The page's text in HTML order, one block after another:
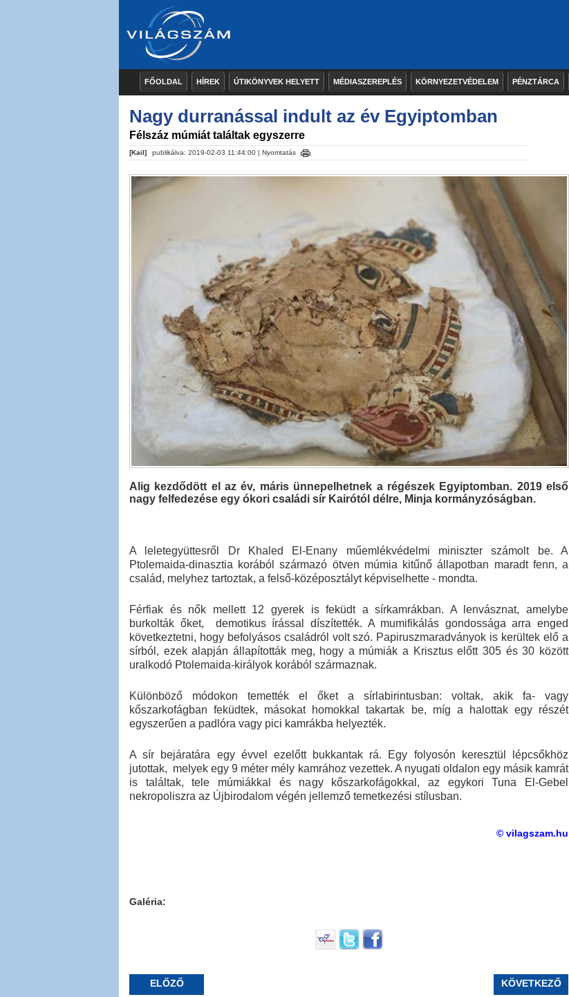
FŐOLDAL HÍREK ÚTIKÖNYVEK HELYETT MÉDIASZEREPLÉS KÖRNYEZETVÉDELEM PÉNZTÁRCA
Nagy durranással indult az év Egyiptomban
Félszáz múmiát találtak egyszerre
[Kail] publikálva: 2019-02-03 11:44:00 | Nyomtatás
Alig kezdődött el az év, máris ünnepelhetnek a régészek Egyiptomban. 2019 első
nagy felfedezése egy ókori családi sír Kairótól délre, Minja kormányzóságban.
A leletegyüttesről Dr Khaled El-Enany műemlékvédelmi miniszter számolt be. A
Ptolemaida-dinasztia korából származó ötven múmia kitűnő állapotban maradt fenn, a
család, melyhez tartoztak, a felső-középosztályt képviselhette - mondta.
Férfiak és nők mellett 12 gyerek is feküdt a sírkamrákban. A lenvásznat, amelybe
burkolták őket, demotikus írással díszítették. A mumifikálás gondossága arra enged
következtetni, hogy befolyásos családról volt szó. Papiruszmaradványok is kerültek elő a
sírból, ezek alapján állapították meg, hogy a múmiák a Krisztus előtt 305 és 30 között
uralkodó Ptolemaida-királyok korából származnak.
Különböző módokon temették el őket a sírlabirintusban: voltak, akik fa- vagy
kőszarkofágban feküdtek, másokat homokkal takartak be, míg a halottak egy részét
egyszerűen a padlóra vagy pici kamrákba helyezték.
A sír bejáratára egy évvel ezelőtt bukkantak rá. Egy folyosón keresztül lépcsőkhöz
jutottak, melyek egy 9 méter mély kamrához vezettek. A nyugati oldalon egy másik kamrát
is találtak, tele múmiákkal és nagy kőszarkofágokkal, az egykori Tuna El-Gebel
nekropoliszra az Újbirodalom végén jellemző temetkezési stílusban.
© vilagszam.hu
Galéria:
ELŐZŐ KÖVETKEZŐ